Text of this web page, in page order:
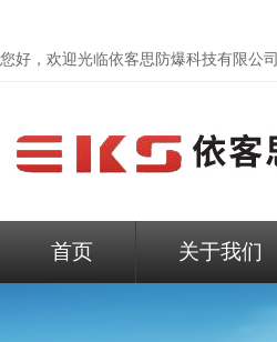
您好，欢迎光临依客思防爆科技有限公司
首页 关于我们